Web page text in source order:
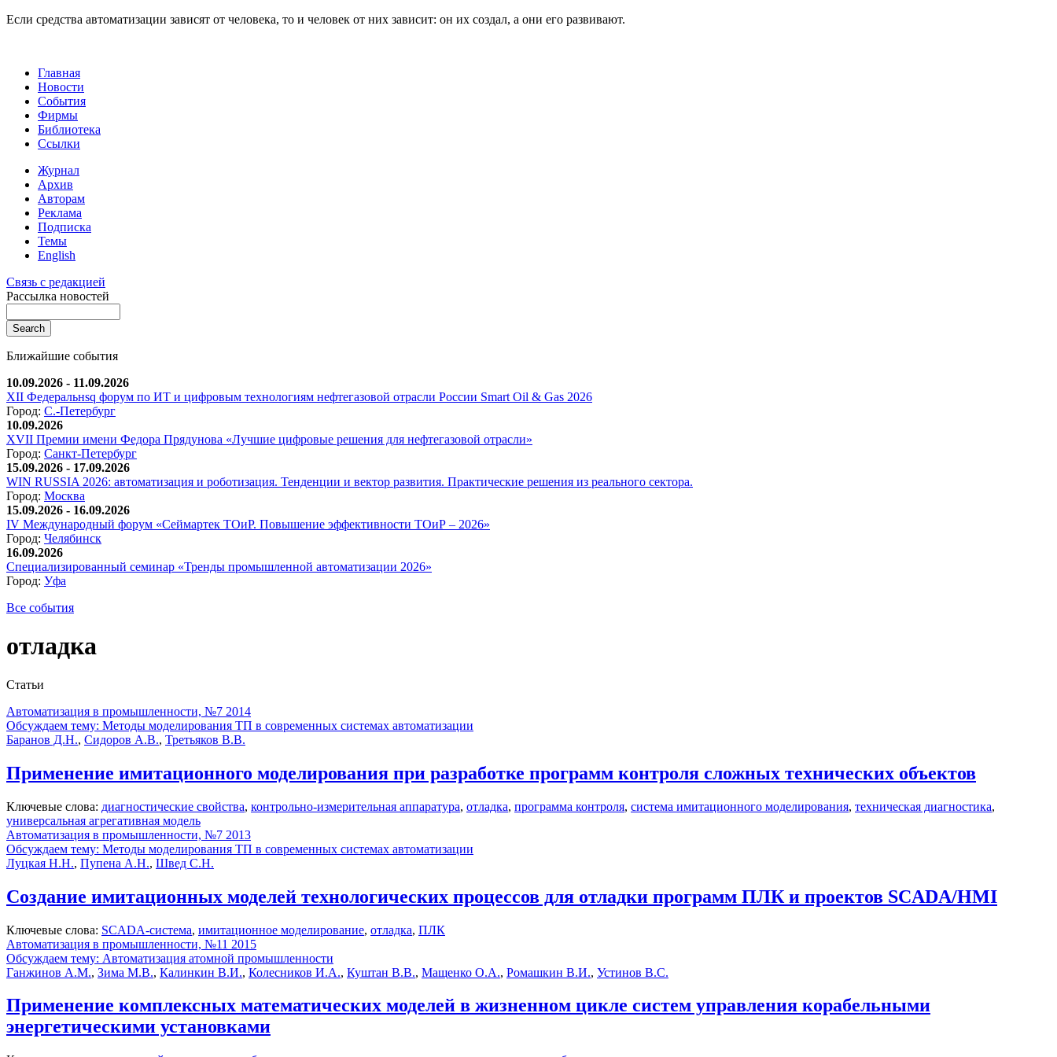
Если средства автоматизации зависят от человека, то и человек от них зависит: он их создал, а они его развивают.
Главная
Новости
События
Фирмы
Библиотека
Ссылки
Журнал
Архив
Авторам
Реклама
Подписка
Темы
English
Связь с редакцией
Рассылка новостей
Ближайшие события
10.09.2026 - 11.09.2026
XII Федеральнsq форум по ИТ и цифровым технологиям нефтегазовой отрасли России Smart Oil & Gas 2026
Город: С.-Петербург
10.09.2026
XVII Премии имени Федора Прядунова «Лучшие цифровые решения для нефтегазовой отрасли»
Город: Санкт-Петербург
15.09.2026 - 17.09.2026
WIN RUSSIA 2026: автоматизация и роботизация. Тенденции и вектор развития. Практические решения из реального сектора.
Город: Москва
15.09.2026 - 16.09.2026
IV Международный форум «Сеймартек ТОиР. Повышение эффективности ТОиР – 2026»
Город: Челябинск
16.09.2026
Специализированный семинар «Тренды промышленной автоматизации 2026»
Город: Уфа
Все события
отладка
Статьи
Автоматизация в промышленности, №7 2014
Обсуждаем тему: Методы моделирования ТП в современных системах автоматизации
Баранов Д.Н., Сидоров А.В., Третьяков В.В.
Применение имитационного моделирования при разработке программ контроля сложных технических объектов
Ключевые слова: диагностические свойства, контрольно-измерительная аппаратура, отладка, программа контроля, система имитационного моделирования, техническая диагностика,
универсальная агрегативная модель
Автоматизация в промышленности, №7 2013
Обсуждаем тему: Методы моделирования ТП в современных системах автоматизации
Луцкая Н.Н., Пупена А.Н., Швед С.Н.
Создание имитационных моделей технологических процессов для отладки программ ПЛК и проектов SCADA/HMI
Ключевые слова: SCADA-система, имитационное моделирование, отладка, ПЛК
Автоматизация в промышленности, №11 2015
Обсуждаем тему: Автоматизация атомной промышленности
Ганжинов А.М., Зима М.В., Калинкин В.И., Колесников И.А., Куштан В.В., Мащенко О.А., Ромашкин В.И., Устинов В.С.
Применение комплексных математических моделей в жизненном цикле систем управления корабельными
энергетическими установками